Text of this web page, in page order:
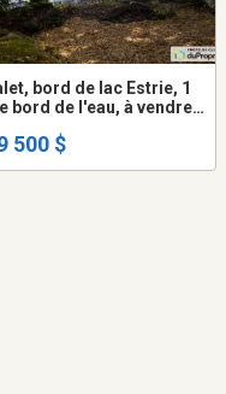
bord de lac Estrie, 1
bord de l'eau, à vendre.
500 $